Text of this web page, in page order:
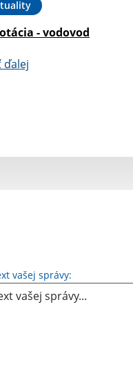
- vodovod
ďalej
vašej správy: Text vašej